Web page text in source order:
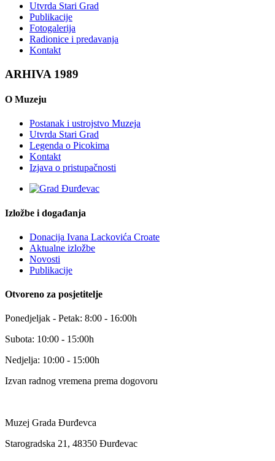
Utvrda Stari Grad
Publikacije
Fotogalerija
Radionice i predavanja
Kontakt
ARHIVA 1989
O Muzeju
Postanak i ustrojstvo Muzeja
Utvrda Stari Grad
Legenda o Picokima
Kontakt
Izjava o pristupačnosti
Izložbe i događanja
Donacija Ivana Lackovića Croate
Aktualne izložbe
Novosti
Publikacije
Otvoreno za posjetitelje
Ponedjeljak - Petak: 8:00 - 16:00h
Subota: 10:00 - 15:00h
Nedjelja: 10:00 - 15:00h
Izvan radnog vremena prema dogovoru
Muzej Grada Đurđevca
Starogradska 21, 48350 Đurđevac